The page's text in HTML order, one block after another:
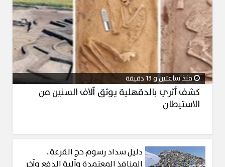
منذ ساعتين و 13 دقيقة
كشف أثري بالدقهلية يوثق آلاف السنين من
الاستيطان
دليل سداد رسوم حج القرعة..
المنافذ المعتمدة وآلية الدفع وآخر